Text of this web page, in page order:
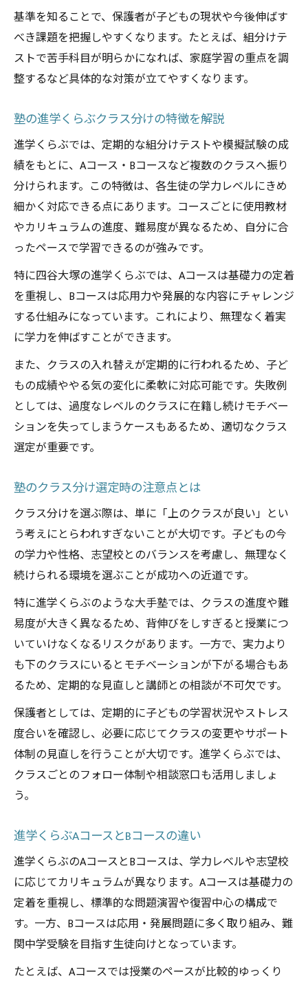
基準を知ることで、保護者が子どもの現状や今後伸ばす
べき課題を把握しやすくなります。たとえば、組分けテ
ストで苦手科目が明らかになれば、家庭学習の重点を調
整するなど具体的な対策が立てやすくなります。
塾の進学くらぶクラス分けの特徴を解説
進学くらぶでは、定期的な組分けテストや模擬試験の成
績をもとに、Aコース・Bコースなど複数のクラスへ振り
分けられます。この特徴は、各生徒の学力レベルにきめ
細かく対応できる点にあります。コースごとに使用教材
やカリキュラムの進度、難易度が異なるため、自分に合
ったペースで学習できるのが強みです。
特に四谷大塚の進学くらぶでは、Aコースは基礎力の定着
を重視し、Bコースは応用力や発展的な内容にチャレンジ
する仕組みになっています。これにより、無理なく着実
に学力を伸ばすことができます。
また、クラスの入れ替えが定期的に行われるため、子ど
もの成績ややる気の変化に柔軟に対応可能です。失敗例
としては、過度なレベルのクラスに在籍し続けモチベー
ションを失ってしまうケースもあるため、適切なクラス
選定が重要です。
塾のクラス分け選定時の注意点とは
クラス分けを選ぶ際は、単に「上のクラスが良い」とい
う考えにとらわれすぎないことが大切です。子どもの今
の学力や性格、志望校とのバランスを考慮し、無理なく
続けられる環境を選ぶことが成功への近道です。
特に進学くらぶのような大手塾では、クラスの進度や難
易度が大きく異なるため、背伸びをしすぎると授業につ
いていけなくなるリスクがあります。一方で、実力より
も下のクラスにいるとモチベーションが下がる場合もあ
るため、定期的な見直しと講師との相談が不可欠です。
保護者としては、定期的に子どもの学習状況やストレス
度合いを確認し、必要に応じてクラスの変更やサポート
体制の見直しを行うことが大切です。進学くらぶでは、
クラスごとのフォロー体制や相談窓口も活用しましょ
う。
進学くらぶAコースとBコースの違い
進学くらぶのAコースとBコースは、学力レベルや志望校
に応じてカリキュラムが異なります。Aコースは基礎力の
定着を重視し、標準的な問題演習や復習中心の構成で
す。一方、Bコースは応用・発展問題に多く取り組み、難
関中学受験を目指す生徒向けとなっています。
たとえば、Aコースでは授業のペースが比較的ゆっくり